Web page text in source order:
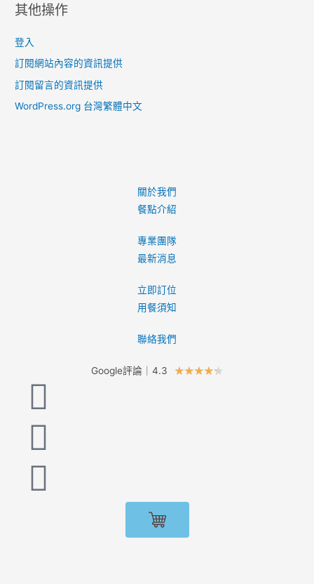
其他操作
登入
訂閱網站內容的資訊提供
訂閱留言的資訊提供
WordPress.org 台灣繁體中文
關於我們
餐點介紹
專業團隊
最新消息
立即訂位
用餐須知
聯絡我們
Google評論｜4.3 ★★★★★